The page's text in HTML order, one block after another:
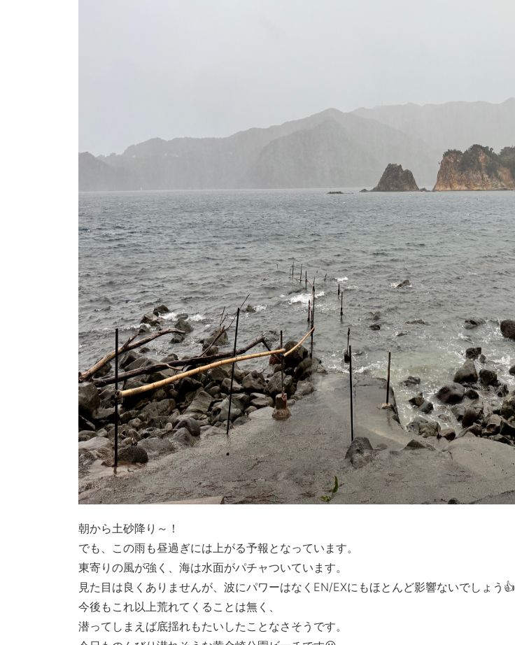
朝から土砂降り～！
でも、この雨も昼過ぎには上がる予報となっています。
東寄りの風が強く、海は水面がパチャついています。
見た目は良くありませんが、波にパワーはなくEN/EXにもほとんど影響ないでしょう👍
今後もこれ以上荒れてくることは無く、
潜ってしまえば底揺れもたいしたことなさそうです。